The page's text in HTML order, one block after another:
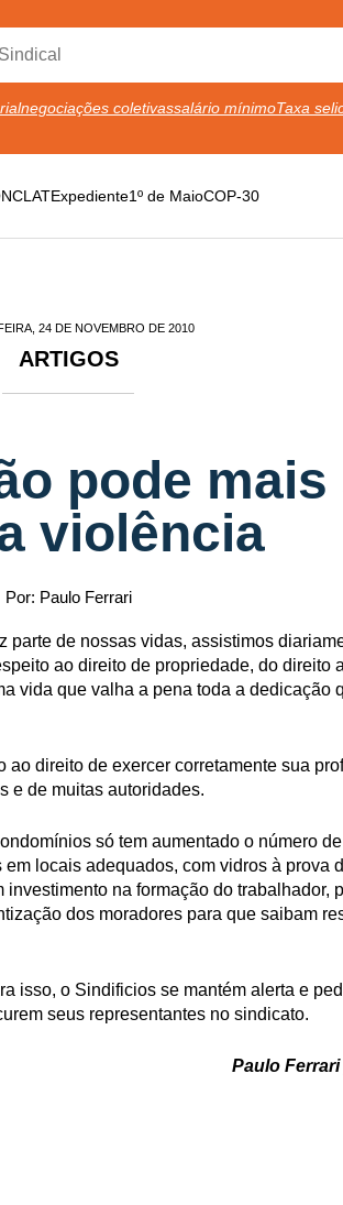
negociações coletivassalário mínimoTaxa
Expediente1º de MaioCOP-30
24 DE NOVEMBRO DE 2010
ARTIGOS
pode
violência
Por: Paulo Ferrari
de nossas vidas, assistimos
ao direito de propriedade, do direito
vida que valha a pena toda a dedicação
direito de exercer corretamente sua
e de muitas autoridades.
só tem aumentado o número
locais adequados, com vidros à prova
na formação do trabalhador,
dos moradores para que saibam
isso, o Sindificios se mantém alerta e
seus representantes no sindicato.
Paulo